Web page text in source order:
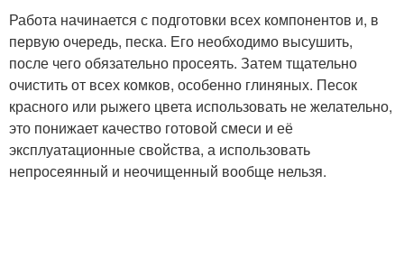
Работа начинается с подготовки всех компонентов и, в
первую очередь, песка. Его необходимо высушить,
после чего обязательно просеять. Затем тщательно
очистить от всех комков, особенно глиняных. Песок
красного или рыжего цвета использовать не желательно,
это понижает качество готовой смеси и её
эксплуатационные свойства, а использовать
непросеянный и неочищенный вообще нельзя.